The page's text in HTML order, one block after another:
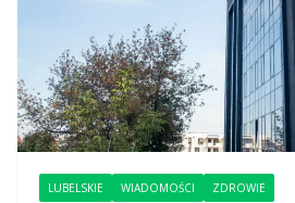
LUBELSKIE WIADOMOŚCI ZDROWIE